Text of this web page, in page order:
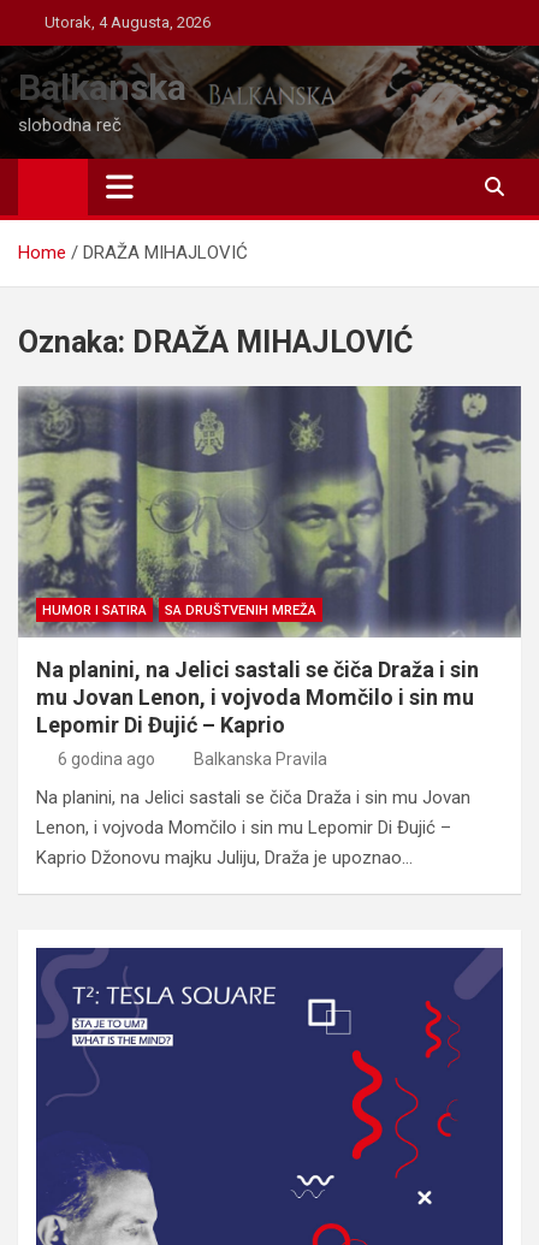
to
content
Utorak, 4 Augusta, 2026
Balkanska
slobodna reč
Home DRAŽA MIHAJLOVIĆ
Oznaka: DRAŽA MIHAJLOVIĆ
HUMOR I SATIRA SA DRUŠTVENIH MREŽA
Na planini, na Jelici sastali se čiča Draža i sin
mu Jovan Lenon, i vojvoda Momčilo i sin mu
Lepomir Di Đujić – Kaprio
6 godina ago Balkanska Pravila
Na planini, na Jelici sastali se čiča Draža i sin mu Jovan
Lenon, i vojvoda Momčilo i sin mu Lepomir Di Đujić –
Kaprio Džonovu majku Juliju, Draža je upoznao…